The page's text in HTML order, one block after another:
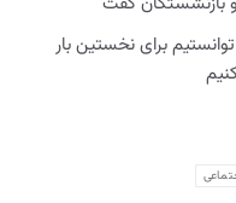
برای نخستین بار